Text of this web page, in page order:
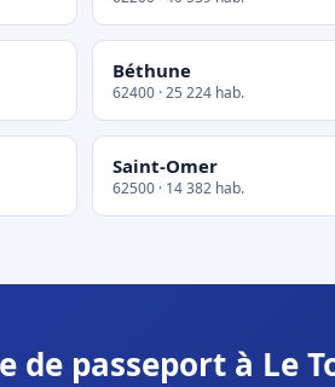
Béthune
62400 · 25 224 hab.
Saint-Omer
62500 · 14 382 hab.
passeport à Le